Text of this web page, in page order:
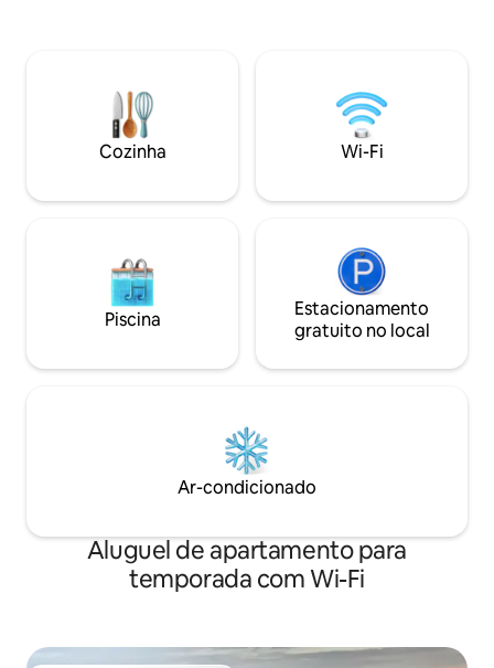
convida você para uma jornada. ☀️ Um
espaçoso terraço e pátio permitirão que
você passe momentos agradáveis.
código digital Wi-Fi Espírito
Assegurado!
Cozinha Wi-Fi
Piscina
Estacionamento
gratuito no local
Ar-condicionado
Aluguel de apartamento para
temporada com Wi-Fi